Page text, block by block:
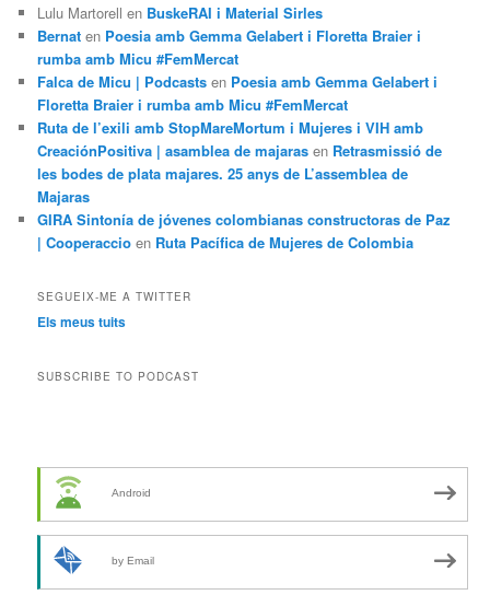
Lulu Martorell en BuskeRAI i Material Sirles
Bernat en Poesia amb Gemma Gelabert i Floretta Braier i
rumba amb Micu #FemMercat
Falca de Micu | Podcasts en Poesia amb Gemma Gelabert i
Floretta Braier i rumba amb Micu #FemMercat
Ruta de l’exili amb StopMareMortum i Mujeres i VIH amb
CreaciónPositiva | asamblea de majaras en Retrasmissió de
les bodes de plata majares. 25 anys de L’assemblea de
Majaras
GIRA Sintonía de jóvenes colombianas constructoras de Paz
| Cooperaccio en Ruta Pacífica de Mujeres de Colombia
SEGUEIX-ME A TWITTER
Els meus tuits
SUBSCRIBE TO PODCAST
Android
by Email